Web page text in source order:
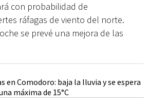
con probabilidad de
ráfagas de viento del norte.
se prevé una mejora de las